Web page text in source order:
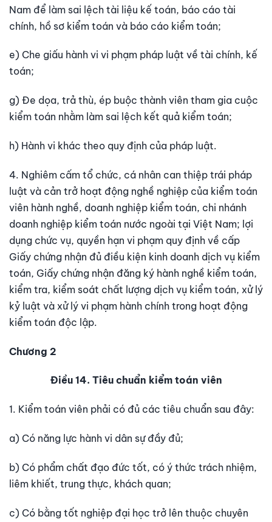
Nam để làm sai lệch tài liệu kế toán, báo cáo tài
chính, hồ sơ kiểm toán và báo cáo kiểm toán;
e) Che giấu hành vi vi phạm pháp luật về tài chính, kế
toán;
g) Đe dọa, trả thù, ép buộc thành viên tham gia cuộc
kiểm toán nhằm làm sai lệch kết quả kiểm toán;
h) Hành vi khác theo quy định của pháp luật.
4. Nghiêm cấm tổ chức, cá nhân can thiệp trái pháp
luật và cản trở hoạt động nghề nghiệp của kiểm toán
viên hành nghề, doanh nghiệp kiểm toán, chi nhánh
doanh nghiệp kiểm toán nước ngoài tại Việt Nam; lợi
dụng chức vụ, quyền hạn vi phạm quy định về cấp
Giấy chứng nhận đủ điều kiện kinh doanh dịch vụ kiểm
toán, Giấy chứng nhận đăng ký hành nghề kiểm toán,
kiểm tra, kiểm soát chất lượng dịch vụ kiểm toán, xử lý
kỷ luật và xử lý vi phạm hành chính trong hoạt động
kiểm toán độc lập.
Chương 2
Điều 14. Tiêu chuẩn kiểm toán viên
1. Kiểm toán viên phải có đủ các tiêu chuẩn sau đây:
a) Có năng lực hành vi dân sự đầy đủ;
b) Có phẩm chất đạo đức tốt, có ý thức trách nhiệm,
liêm khiết, trung thực, khách quan;
c) Có bằng tốt nghiệp đại học trở lên thuộc chuyên